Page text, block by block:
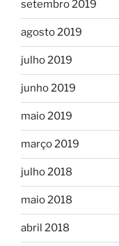
setembro 2019
agosto 2019
julho 2019
junho 2019
maio 2019
março 2019
julho 2018
maio 2018
abril 2018